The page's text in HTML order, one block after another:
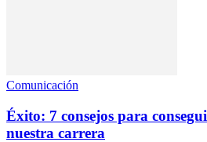
Comunicación
Éxito: 7 consejos para
nuestra carrera